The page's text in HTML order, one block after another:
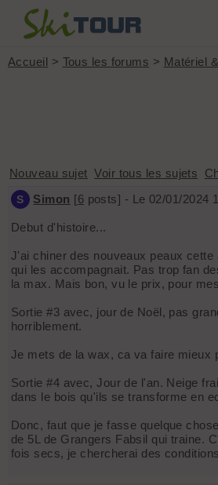
Accueil > Tous les forums > Matériel
Nouveau sujet Voir tous les sujets
S Simon [6 posts] - Le 02/01/2024
Debut d'histoire...
J'ai chiner des nouveaux peaux
qui les accompagnait. Pas trop fan
la max. Mais bon, vu le prix, pour
Sortie #3 avec, jour de Noël, pas
horriblement.
Je mets de la wax, ca va faire mieux
Sortie #4 avec, Jour de l'an. Neige
dans le bois qu'ils se transforme en
Donc, faut que je fasse quelque
de 5L de Grangers Fabsil qui traine.
fois secs, je chercherai des